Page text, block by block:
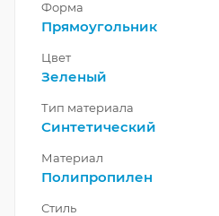
Форма
Прямоугольник
Цвет
Зеленый
Тип материала
Синтетический
Материал
Полипропилен
Стиль